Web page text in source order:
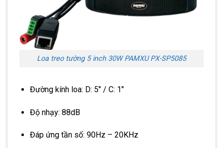
Loa treo tường 5 inch 30W PAMXU PX-SP5085
Đường kính loa: D: 5″ / C: 1″
Độ nhạy: 88dB
Đáp ứng tần số: 90Hz – 20KHz